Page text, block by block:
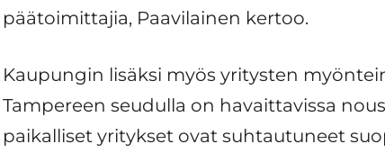
päätoimittajia, Paavilainen kertoo.
Kaupungin lisäksi myös yritysten
Tampereen seudulla on havaittavissa
paikalliset yritykset ovat suhtautuneet